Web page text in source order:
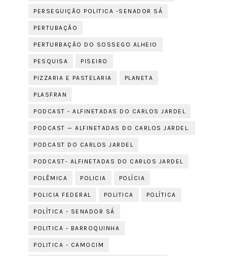
PERSEGUIÇÃO POLITICA -SENADOR SÁ
PERTUBAÇÃO
PERTURBAÇÃO DO SOSSEGO ALHEIO
PESQUISA PISEIRO
PIZZARIA E PASTELARIA PLANETA
PLASFRAN
PODCAST - ALFINETADAS DO CARLOS JARDEL
PODCAST — ALFINETADAS DO CARLOS JARDEL.
PODCAST DO CARLOS JARDEL
PODCAST- ALFINETADAS DO CARLOS JARDEL
POLÊMICA POLICIA POLÍCIA
POLICIA FEDERAL POLITICA POLÍTICA
POLÍTICA - SENADOR SÁ
POLITICA - BARROQUINHA
POLITICA - CAMOCIM